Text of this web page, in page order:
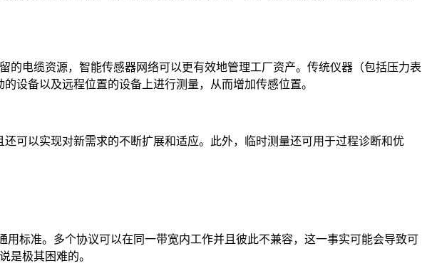
电缆资源，智能传感器网络可以更有效地管理工厂资产。传统仪器（包括压力表
设备以及远程位置的设备上进行测量，从而增加传感位置。
可以实现对新需求的不断扩展和适应。此外，临时测量还可用于过程诊断和优
标准。多个协议可以在同一带宽内工作并且彼此不兼容，这一事实可能会导致可
是极其困难的。